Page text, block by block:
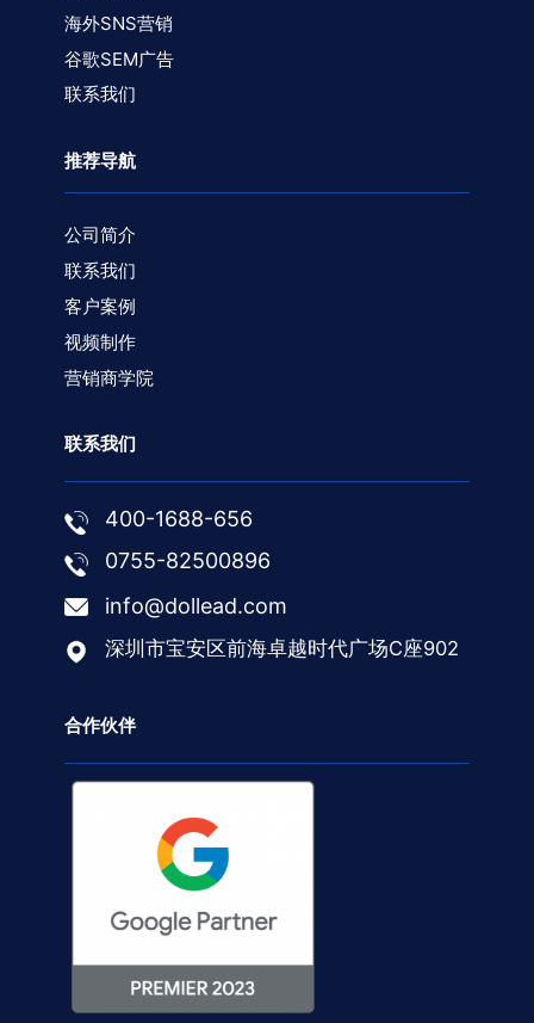
海外SNS营销
谷歌SEM广告
联系我们
推荐导航
公司简介
联系我们
客户案例
视频制作
营销商学院
联系我们
400-1688-656
0755-82500896
info@dollead.com
深圳市宝安区前海卓越时代广场C座902
合作伙伴